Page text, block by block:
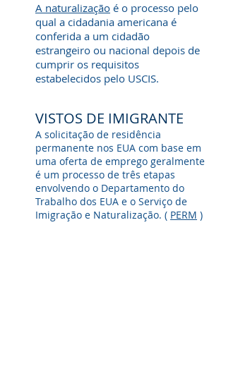
A naturalização é o processo pelo
qual a cidadania americana é
conferida a um cidadão
estrangeiro ou nacional depois de
cumprir os requisitos
estabelecidos pelo USCIS.
VISTOS DE IMIGRANTE
A solicitação de residência
permanente nos EUA com base em
uma oferta de emprego geralmente
é um processo de três etapas
envolvendo o Departamento do
Trabalho dos EUA e o Serviço de
Imigração e Naturalização. ( PERM )